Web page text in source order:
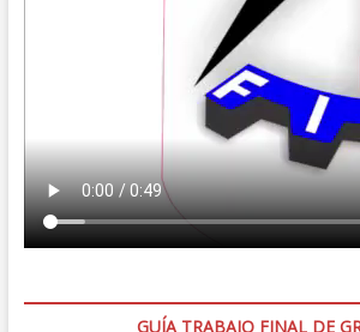
GUÍA TRABAJO FINAL DE